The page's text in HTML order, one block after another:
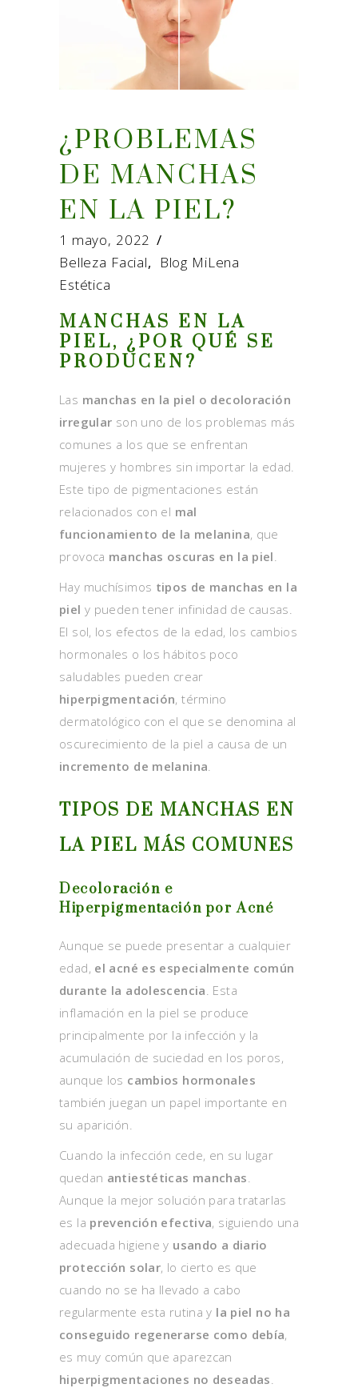
¿PROBLEMAS
DE MANCHAS
EN LA PIEL?
1 mayo, 2022
Belleza Facial, Blog MiLena
Estética
MANCHAS EN LA
PIEL, ¿POR QUÉ SE
PRODUCEN?
Las manchas en la piel o decoloración
irregular son uno de los problemas más
comunes a los que se enfrentan
mujeres y hombres sin importar la edad.
Este tipo de pigmentaciones están
relacionados con el mal
funcionamiento de la melanina, que
provoca manchas oscuras en la piel.
Hay muchísimos tipos de manchas en la
piel y pueden tener infinidad de causas.
El sol, los efectos de la edad, los cambios
hormonales o los hábitos poco
saludables pueden crear
hiperpigmentación, término
dermatológico con el que se denomina al
oscurecimiento de la piel a causa de un
incremento de melanina.
TIPOS DE MANCHAS EN
LA PIEL MÁS COMUNES
Decoloración e
Hiperpigmentación por Acné
Aunque se puede presentar a cualquier
edad, el acné es especialmente común
durante la adolescencia. Esta
inflamación en la piel se produce
principalmente por la infección y la
acumulación de suciedad en los poros,
aunque los cambios hormonales
también juegan un papel importante en
su aparición.
Cuando la infección cede, en su lugar
quedan antiestéticas manchas.
Aunque la mejor solución para tratarlas
es la prevención efectiva, siguiendo una
adecuada higiene y usando a diario
protección solar, lo cierto es que
cuando no se ha llevado a cabo
regularmente esta rutina y la piel no ha
conseguido regenerarse como debía,
es muy común que aparezcan
hiperpigmentaciones no deseadas.